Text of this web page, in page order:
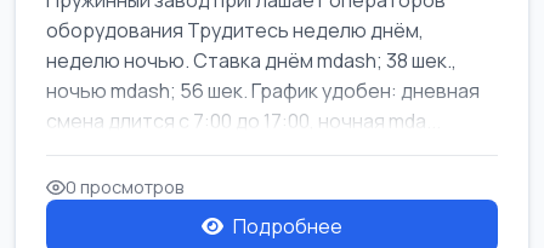
оборудования Трудитесь неделю днём,
неделю ночью. Ставка днём mdash; 38 шек.,
ночью mdash; 56 шек. График удобен: дневная
смена длится с 7:00 до 17:00, ночная mda...
0 просмотров
Подробнее